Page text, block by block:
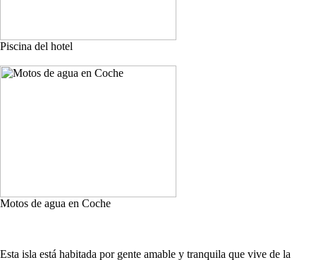
Piscina del hotel
Motos de agua en Coche
Esta isla está habitada por gente amable y tranquila que vive de la